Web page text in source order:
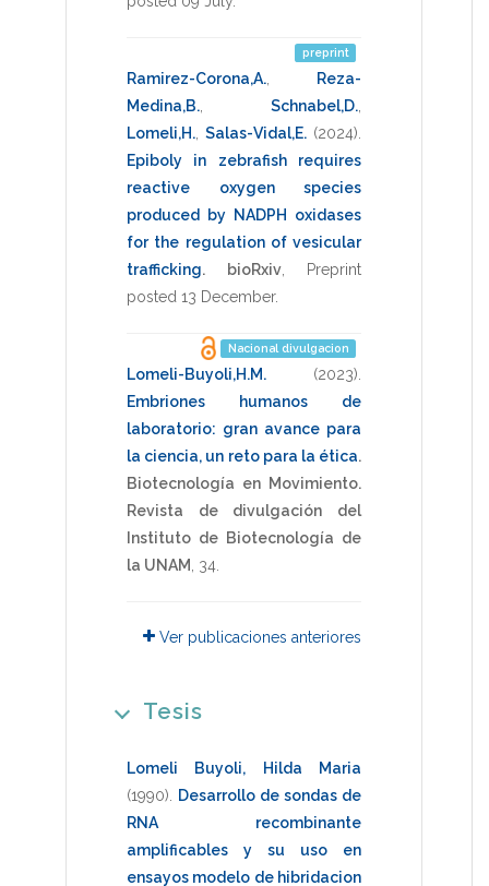
preprint
Ramirez-Corona,A.
Reza-
Medina,B.
Schnabel,D.
Lomeli,H. Salas-Vidal,E. (2024)
Epiboly in zebrafish requires
reactive oxygen species
produced by NADPH oxidases
for the regulation of vesicular
trafficking. bioRxiv
Preprint
posted 13 December.
Nacional divulgacion
Lomeli-Buyoli,H.M. (2023)
Embriones humanos de
laboratorio: gran avance para
la ciencia, un reto para la ética.
Biotecnología en Movimiento.
Revista de divulgación del
Instituto de Biotecnología de
la UNAM
34
Ver publicaciones anteriores
Tesis
Lomeli Buyoli, Hilda Maria
(1990)
Desarrollo de sondas de
RNA recombinante
amplificables y su uso en
ensayos modelo de hibridacion